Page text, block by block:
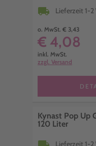
local_shipping Lieferzeit 1-2
o. MwSt. € 3,43
€ 4,08
inkl. MwSt.
zzgl. Versand
Kynast Pop Up
120 Liter
Lieferzeit 1-2